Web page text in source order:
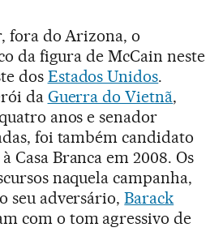
fora do Arizona, o
da figura de McCain neste
dos Estados Unidos.
da Guerra do Vietnã,
anos e senador
foi também candidato
Casa Branca em 2008. Os
naquela campanha,
seu adversário,Barack
com o tom agressivo de